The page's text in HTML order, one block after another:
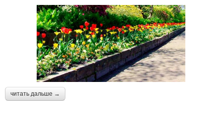
читать дальше →